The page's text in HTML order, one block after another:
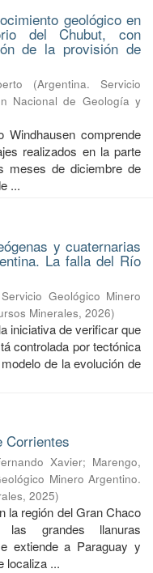
geológico en
del Chubut, con
de la provisión de
(Argentina. Servicio
Nacional de Geología y
comprende
realizados en la parte
meses de diciembre de
...
y cuaternarias
La falla del Río
Geológico Minero
Minerales, 2026)
iniciativa de verificar que
controlada por tectónica
de la evolución de
Corrientes
Xavier; Marengo,
Minero Argentino.
, 2025)
la región del Gran Chaco
las grandes llanuras
extiende a Paraguay y
localiza ...